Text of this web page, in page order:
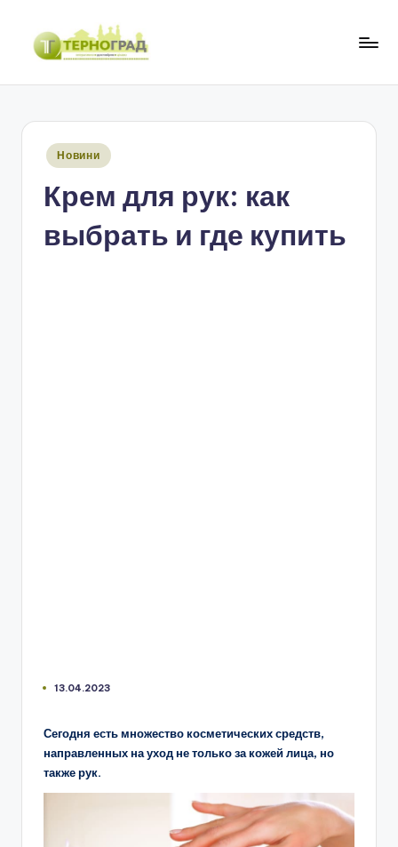
Перейти
Опубліковано
Новини
Крем для рук: как
выбрать и где купить
13.04.2023
Сегодня есть множество косметических средств,
направленных на уход не только за кожей лица, но
также рук.